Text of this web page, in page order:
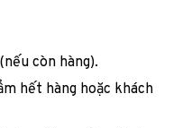
còn hàng).
hết hàng hoặc khách